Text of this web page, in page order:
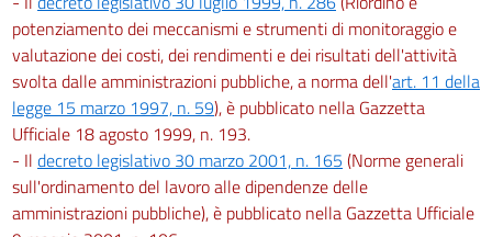
potenziamento dei meccanismi e strumenti di monitoraggio e
valutazione dei costi, dei rendimenti e dei risultati dell'attività
svolta dalle amministrazioni pubbliche, a norma dell'art. 11 della
legge 15 marzo 1997, n. 59), è pubblicato nella Gazzetta
Ufficiale 18 agosto 1999, n. 193.
- Il decreto legislativo 30 marzo 2001, n. 165 (Norme generali
sull'ordinamento del lavoro alle dipendenze delle
amministrazioni pubbliche), è pubblicato nella Gazzetta Ufficiale